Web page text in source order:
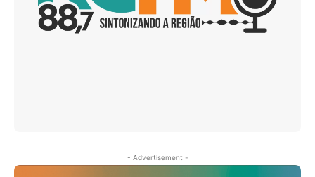
- Advertisement -